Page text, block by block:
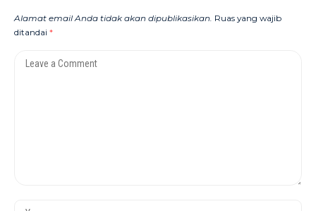
Alamat email Anda tidak akan dipublikasikan. Ruas yang wajib
ditandai *